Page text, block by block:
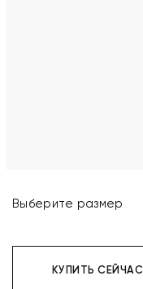
Выберите размер
КУПИТЬ СЕЙЧАС